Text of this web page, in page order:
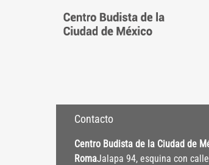
Contacto
Centro Budista de la Ciudad de
RomaJalapa 94, esquina con